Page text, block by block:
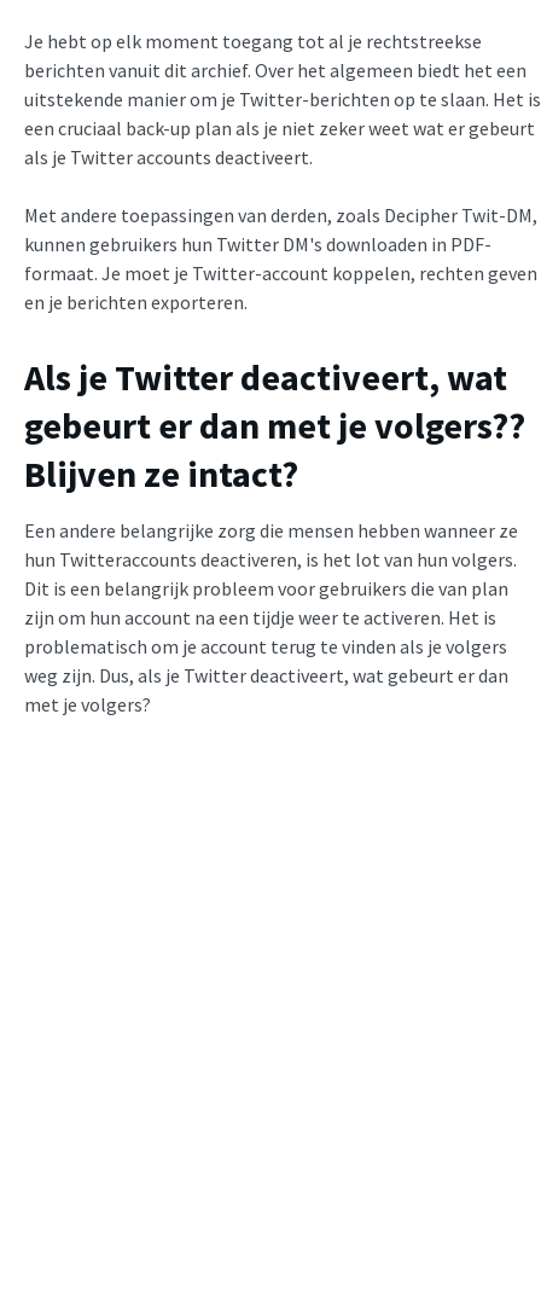
Je hebt op elk moment toegang tot al je rechtstreekse
berichten vanuit dit archief. Over het algemeen biedt het een
uitstekende manier om je Twitter-berichten op te slaan. Het is
een cruciaal back-up plan als je niet zeker weet wat er gebeurt
als je Twitter accounts deactiveert.
Met andere toepassingen van derden, zoals Decipher Twit-DM,
kunnen gebruikers hun Twitter DM's downloaden in PDF-
formaat. Je moet je Twitter-account koppelen, rechten geven
en je berichten exporteren.
Als je Twitter deactiveert, wat
gebeurt er dan met je volgers??
Blijven ze intact?
Een andere belangrijke zorg die mensen hebben wanneer ze
hun Twitteraccounts deactiveren, is het lot van hun volgers.
Dit is een belangrijk probleem voor gebruikers die van plan
zijn om hun account na een tijdje weer te activeren. Het is
problematisch om je account terug te vinden als je volgers
weg zijn. Dus, als je Twitter deactiveert, wat gebeurt er dan
met je volgers?